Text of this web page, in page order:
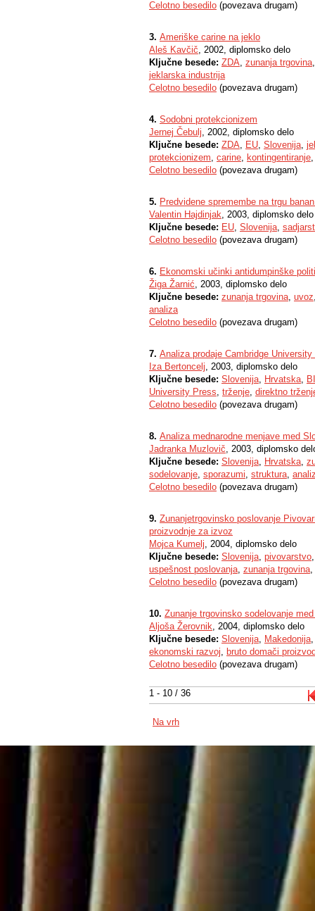
1 - 10 / 36
Celotno besedilo (povezava drugam)
3. Ameriške carine na jeklo
Aleš Kavčič, 2002, diplomsko delo
Ključne besede: ZDA, zunanja trgovina
jeklarska industrija
Celotno besedilo (povezava drugam)
4. Sodobni protekcionizem
Jernej Čebulj, 2002, diplomsko delo
Ključne besede: ZDA, EU, Slovenija,
protekcionizem, carine, kontingentiranje
Celotno besedilo (povezava drugam)
5. Predvidene spremembe na trgu
Valentin Hajdinjak, 2003, diplomsko delo
Ključne besede: EU, Slovenija,
Celotno besedilo (povezava drugam)
6. Ekonomski učinki antidumpinške
Žiga Žarnić, 2003, diplomsko delo
Ključne besede: zunanja trgovina, uvoz
analiza
Celotno besedilo (povezava drugam)
7. Analiza prodaje Cambridge
Iza Bertoncelj, 2003, diplomsko delo
Ključne besede: Slovenija, Hrvatska,
University Press, trženje, direktno
Celotno besedilo (povezava drugam)
8. Analiza mednarodne menjave med
Jadranka Muzlovič, 2003, diplomsko
Ključne besede: Slovenija, Hrvatska,
sodelovanje, sporazumi, struktura,
Celotno besedilo (povezava drugam)
9. Zunanjetrgovinsko poslovanje
proizvodnje za izvoz
Mojca Kumelj, 2004, diplomsko delo
Ključne besede: Slovenija, pivovarstvo
uspešnost poslovanja, zunanja trgovina,
Celotno besedilo (povezava drugam)
10. Zunanje trgovinsko sodelovanje
Aljoša Žerovnik, 2004, diplomsko delo
Ključne besede: Slovenija, Makedonija
ekonomski razvoj, bruto domači
Celotno besedilo (povezava drugam)
Na vrh